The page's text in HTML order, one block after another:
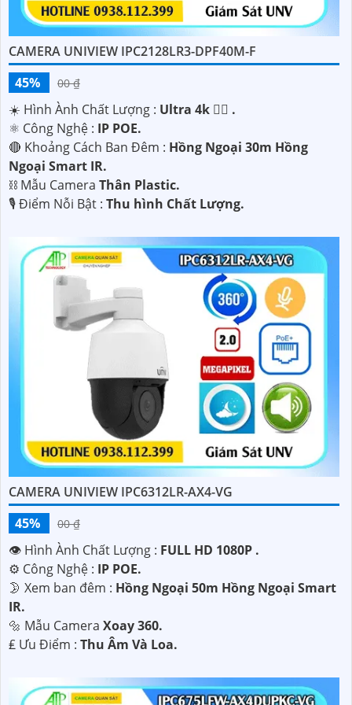
Chúc bạn thành công trong việc lắp đặt Camera UNV
Uniview chất lượng và ứng dụng công nghệ phù hợp với
nhu cầu của mình!
CAMERA UNIVIEW IPC2128LR3-DPF40M-F
45%
00 ₫
☀️ Hình Ành Chất Lượng : Ultra 4k 👍🏾 .
⚛️ Công Nghệ : IP POE.
🔴 Khoảng Cách Ban Đêm : Hồng Ngoại 30m Hồng
Ngoại Smart IR.
⛓ Mẫu Camera Thân Plastic.
️🎙 Điểm Nỗi Bật : Thu hình Chất Lượng.
CAMERA UNIVIEW IPC6312LR-AX4-VG
45%
00 ₫
👁 Hình Ành Chất Lượng : FULL HD 1080P .
⚙ Công Nghệ : IP POE.
🌛 Xem ban đêm : Hồng Ngoại 50m Hồng Ngoại Smart
IR.
🔩 Mẫu Camera Xoay 360.
️₤ Ưu Điểm : Thu Âm Và Loa.